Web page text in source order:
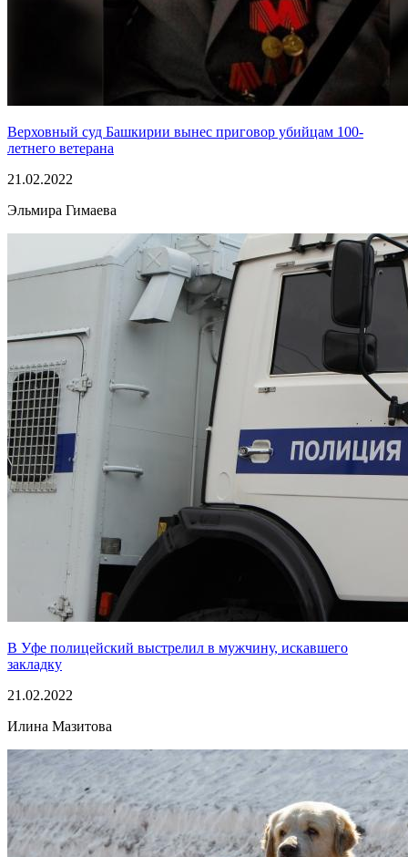
Верховный суд Башкирии вынес приговор убийцам 100-
летнего ветерана
21.02.2022
Эльмира Гимаева
В Уфе полицейский выстрелил в мужчину, искавшего
закладку
21.02.2022
Илина Мазитова